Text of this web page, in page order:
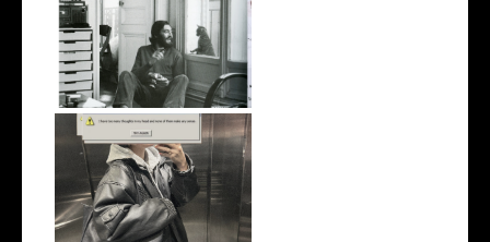
10 frases de Cortázar
Ghost of corporate future